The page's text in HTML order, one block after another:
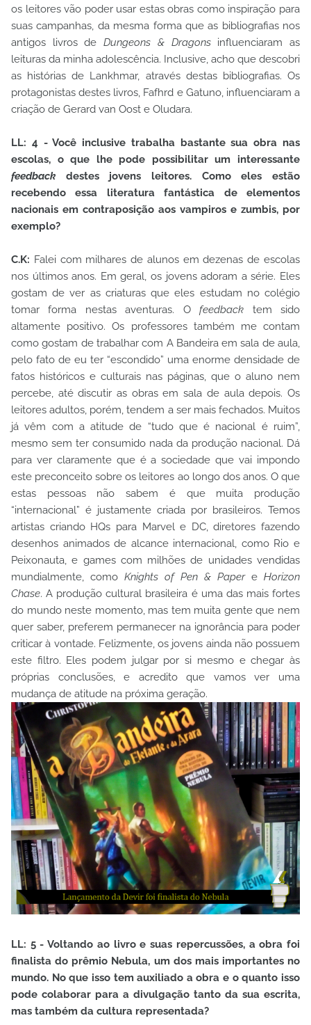
os leitores vão poder usar estas obras como inspiração para
suas campanhas, da mesma forma que as bibliografias nos
antigos livros deDungeons & Dragons influenciaram as
leituras da minha adolescência. Inclusive, acho que descobri
as histórias de Lankhmar, através destas bibliografias. Os
protagonistas destes livros, Fafhrd e Gatuno, influenciaram a
criação de Gerard van Oost e Oludara.
LL: 4 - Você inclusive trabalha bastante sua obra nas
escolas, o que lhe pode possibilitar um interessante
feedback destes jovens leitores. Como eles estão
recebendo essa literatura fantástica de elementos
nacionais em contraposição aos vampiros e zumbis, por
exemplo?
C.K: Falei com milhares de alunos em dezenas de escolas
nos últimos anos. Em geral, os jovens adoram a série. Eles
gostam de ver as criaturas que eles estudam no colégio
tomar forma nestas aventuras. Ofeedback tem sido
altamente positivo. Os professores também me contam
como gostam de trabalhar com A Bandeira em sala de aula,
pelo fato de eu ter “escondido” uma enorme densidade de
fatos históricos e culturais nas páginas, que o aluno nem
percebe, até discutir as obras em sala de aula depois. Os
leitores adultos, porém, tendem a ser mais fechados. Muitos
já vêm com a atitude de “tudo que é nacional é ruim”,
mesmo sem ter consumido nada da produção nacional. Dá
para ver claramente que é a sociedade que vai impondo
este preconceito sobre os leitores ao longo dos anos. O que
estas pessoas não sabem é que muita produção
“internacional” é justamente criada por brasileiros. Temos
artistas criando HQs para Marvel e DC, diretores fazendo
desenhos animados de alcance internacional, como Rio e
Peixonauta, e games com milhões de unidades vendidas
mundialmente, como Knights of Pen & Papere Horizon
Chase. A produção cultural brasileira é uma das mais fortes
do mundo neste momento, mas tem muita gente que nem
quer saber, preferem permanecer na ignorância para poder
criticar à vontade. Felizmente, os jovens ainda não possuem
este filtro. Eles podem julgar por si mesmo e chegar às
próprias conclusões, e acredito que vamos ver uma
mudança de atitude na próxima geração.
LL: 5 - Voltando ao livro e suas repercussões, a obra foi
finalista do prêmio Nebula, um dos mais importantes no
mundo. No que isso tem auxiliado a obra e o quanto isso
pode colaborar para a divulgação tanto da sua escrita,
mas também da cultura representada?